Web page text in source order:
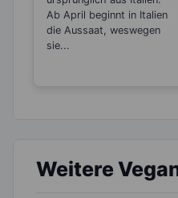
Ab April beginnt in Italien
die Aussaat, weswegen
sie...
Weitere